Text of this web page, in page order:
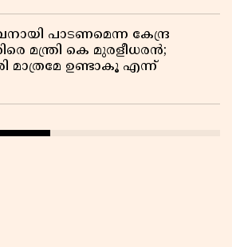
പാടണമെന്ന കേന്ദ്ര
മന്ത്രി കെ മുരളീധരൻ;
മാത്രമേ ഉണ്ടാകൂ എന്ന്